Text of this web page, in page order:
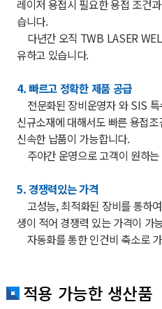
레이저 용접시 필요한 용접 조건
습니다.
다년간 오직 TWB LASER
유하고 있습니다.
4. 빠르고 정확한 제품 공급
전문화된 장비운영자 와 SIS
신규소재에 대해서도 빠른 용접
신속한 납품이 가능합니다.
주야간 운영으로 고객이 원하
5. 경쟁력있는 가격
고성능, 최적화된 장비를 통하
생이 적어 경쟁력 있는 가격이 가
자동화를 통한 인건비 축소로
적용 가능한 생산품